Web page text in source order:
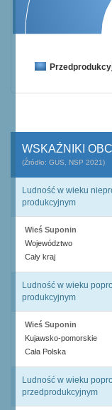
WSKAŹNIKI
(Źródło: GUS, NSP 2021)
Ludność w wieku
produkcyjnym
Wieś Suponin
Województwo
Cały kraj
Ludność w wieku
produkcyjnym
Wieś Suponin
Kujawsko-pomorskie
Cała Polska
Ludność w wieku
przedprodukcyjnym